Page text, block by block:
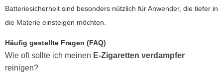
Batteriesicherheit sind besonders nützlich für Anwender, die tiefer in
die Materie einsteigen möchten.
Häufig gestellte Fragen (FAQ)
Wie oft sollte ich meinen E-Zigaretten verdampfer
reinigen?